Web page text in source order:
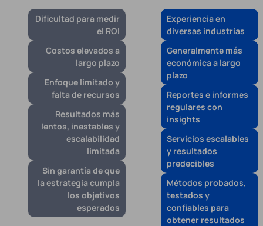
Dificultad para medir
el ROI
Costos elevados a
largo plazo
Enfoque limitado y
falta de recursos
Resultados más
lentos, inestables y
escalabilidad
limitada
Sin garantía de que
la estrategia cumpla
los objetivos
esperados
Experiencia en
diversas industrias
Generalmente más
económica a largo
plazo
Reportes e informes
regulares con
insights
Servicios escalables
y resultados
predecibles
Métodos probados,
testados y
confiables para
obtener resultados